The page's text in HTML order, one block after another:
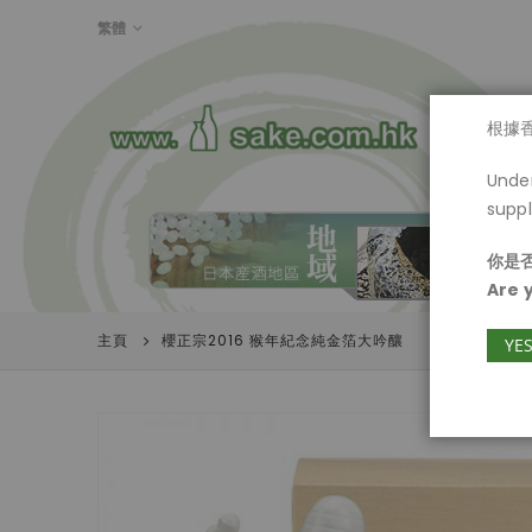
LANGUAGE
繁體
主頁 櫻正宗2016 猴年紀念純金箔大吟釀
根據
你是
Are